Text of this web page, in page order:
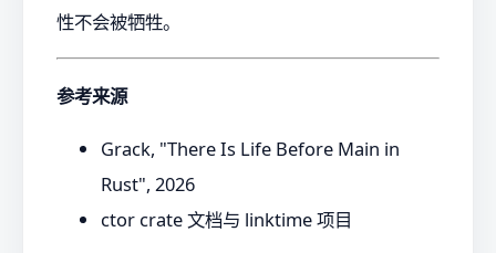
性不会被牺牲。
参考来源
Grack, "There Is Life Before Main in
Rust", 2026
ctor crate 文档与 linktime 项目